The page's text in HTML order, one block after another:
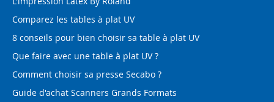
Comparez les tables à plat UV
8 conseils pour bien choisir sa table à plat UV
Que faire avec une table à plat UV ?
Comment choisir sa presse Secabo ?
Guide d'achat Scanners Grands Formats